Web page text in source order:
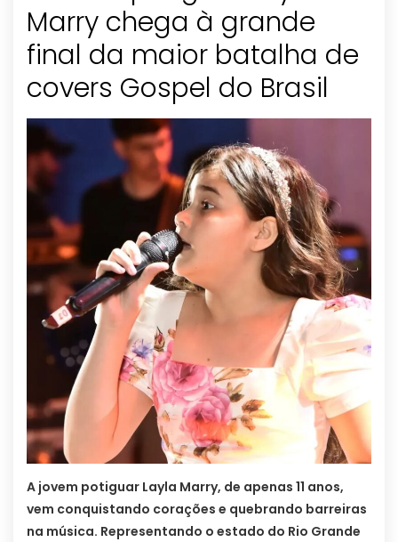
Marry chega à grande
final da maior batalha de
covers Gospel do Brasil
A jovem potiguar Layla Marry, de apenas 11 anos,
vem conquistando corações e quebrando barreiras
na música. Representando o estado do Rio Grande